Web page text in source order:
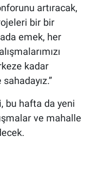
artıracak,
bir bir
emek, her
kadar
bu hafta da yeni
ve mahalle